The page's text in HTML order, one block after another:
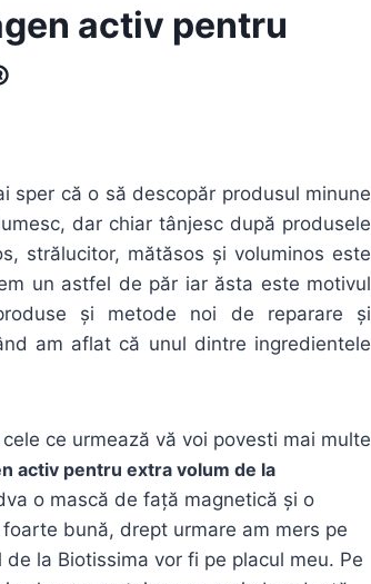
activ pentru
sper că o să descopăr produsul minune
dar chiar tânjesc după produsele
strălucitor, mătăsos și voluminos este
un astfel de păr iar ăsta este motivul
și metode noi de reparare și
am aflat că unul dintre ingredientele
ce urmează vă voi povesti mai multe
activ pentru extra volum de la
o mască de față magnetică și o
bună, drept urmare am mers pe
la Biotissima vor fi pe placul meu. Pe